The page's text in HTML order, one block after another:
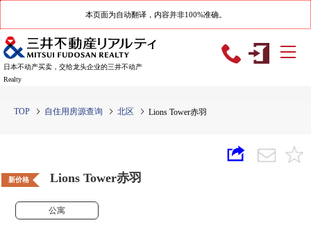
本页面为自动翻译，内容并非100%准确。
日本不动产买卖，交给龙头企业的三井不动产
Realty
TOP 自住用房源查询 北区 Lions Tower赤羽
新价格 Lions Tower赤羽
公寓